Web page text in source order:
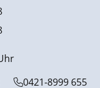
0421-8999 655